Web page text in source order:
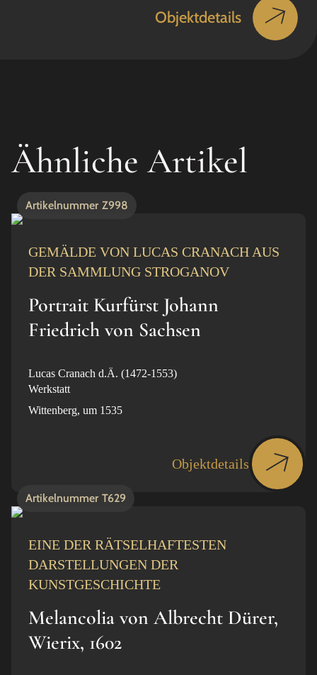
Objektdetails
Ähnliche Artikel
Artikelnummer Z998
GEMÄLDE VON LUCAS CRANACH AUS
DER SAMMLUNG STROGANOV
Portrait Kurfürst Johann
Friedrich von Sachsen
Lucas Cranach d.Ä. (1472-1553)
Werkstatt
Wittenberg, um 1535
Objektdetails
Artikelnummer T629
EINE DER RÄTSELHAFTESTEN
DARSTELLUNGEN DER
KUNSTGESCHICHTE
Melancolia von Albrecht Dürer,
Wierix, 1602